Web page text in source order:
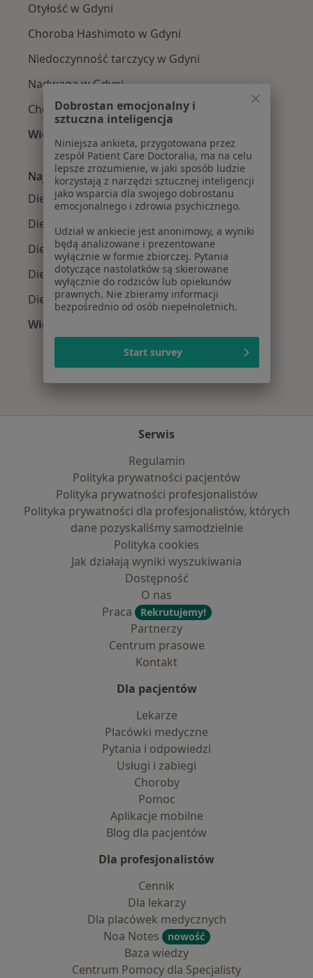
Otyłość w Gdyni
Choroba Hashimoto w Gdyni
Niedoczynność tarczycy w Gdyni
Nadwaga w Gdyni
Choroby dietozależne w Gdyni
Więcej (15)
Więcej w kategorii: Najczęście leczone
Najpopularniejsze ubezpieczenia
Dietetycy z Allianz w Gdyni
Dietetycy z Signal Iduna w Gdyni
Dietetycy z Compensa w Gdyni
Dietetycy z POLMED w Gdyni
Dietetycy z PZU Zdrowie w Gdyni
Więcej (1)
Więcej w kategorii: Najpopularniejsze
Serwis
Regulamin
Polityka prywatności pacjentów
Polityka prywatności profesjonalistów
Polityka prywatności dla profesjonalistów, których
dane pozyskaliśmy samodzielnie
Polityka cookies
Jak działają wyniki wyszukiwania
Dostępność
O nas
Praca
Rekrutujemy!
Partnerzy
Centrum prasowe
Kontakt
Dla pacjentów
Lekarze
Placówki medyczne
Pytania i odpowiedzi
Usługi i zabiegi
Choroby
Pomoc
Aplikacje mobilne
Blog dla pacjentów
Dla profesjonalistów
Cennik
Dla lekarzy
Dla placówek medycznych
Noa Notes
nowość
Baza wiedzy
Centrum Pomocy dla Specjalisty
Dobrostan emocjonalny i
sztuczna inteligencja
Niniejsza ankieta, przygotowana przez
zespół Patient Care Doctoralia, ma na celu
lepsze zrozumienie, w jaki sposób ludzie
korzystają z narzędzi sztucznej inteligencji
jako wsparcia dla swojego dobrostanu
emocjonalnego i zdrowia psychicznego.
Udział w ankiecie jest anonimowy, a wyniki
będą analizowane i prezentowane
wyłącznie w formie zbiorczej. Pytania
dotyczące nastolatków są skierowane
wyłącznie do rodziców lub opiekunów
prawnych. Nie zbieramy informacji
bezpośrednio od osób niepełnoletnich.
Start survey